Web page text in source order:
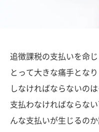
追徴課税の支払いを命
とって大きな痛手とな
しなければならないの
支払わなければならな
んな支払いが生じるの